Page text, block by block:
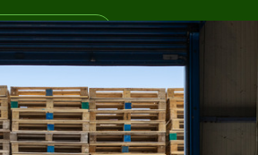
λοιπών
ΠΑΛΕΤΕΣ